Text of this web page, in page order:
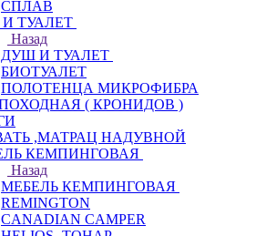
СПЛАВ
ТУАЛЕТ
Назад
ДУШ И ТУАЛЕТ
БИОТУАЛЕТ
ПОЛОТЕНЦА МИКРОФИБРА
( КРОНИДОВ )
,МАТРАЦ НАДУВНОЙ
КЕМПИНГОВАЯ
Назад
МЕБЕЛЬ КЕМПИНГОВАЯ
REMINGTON
CANADIAN CAMPER